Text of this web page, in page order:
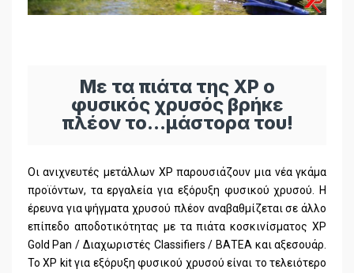
Με τα πιάτα της XP o
φυσικός χρυσός βρήκε
πλέον το…μάστορα του!
Οι ανιχνευτές μετάλλων XP παρουσιάζουν μια νέα γκάμα
προϊόντων, τα εργαλεία για εξόρυξη φυσικού χρυσού. Η
έρευνα για ψήγματα χρυσού πλέον αναβαθμίζεται σε άλλο
επίπεδο αποδοτικότητας με τα πιάτα κοσκινίσματος XP
Gold Pan / Διαχωριστές Classifiers / ΒΑΤΕΑ και αξεσουάρ.
Το XP kit για εξόρυξη φυσικού χρυσού είναι το τελειότερο